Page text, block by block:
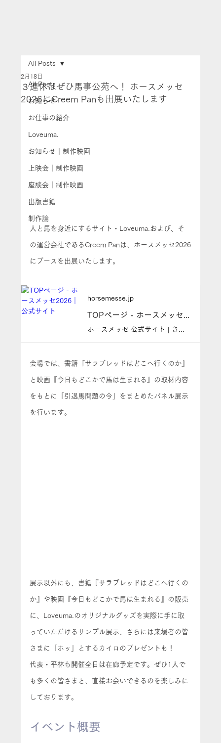
All Posts
お知らせ
お仕事の紹介
Loveuma.
お知らせ｜制作映画
上映会｜制作映画
座談会｜制作映画
出版書籍
制作論
All Posts
３連休はぜひ馬事公苑へ！ ホースメッセ
2026にCreem Panも出展いたします
2月18日
人と馬を身近にするサイト・Loveuma.および、そ
の運営会社であるCreem Panは、ホースメッセ2026
にブースを出展いたします。
horsemesse.jp
TOPページ - ホースメッセ2026｜公式サイト
ホースメッセ 公式サイト | さまざまな馬に関する「モノ」や「コト」を集めた楽しいイベントです. 乗馬用品や馬雑貨などをお求めいただける出店スペース さまざまな分野の馬のエキスパートによる講習会 詳しいお話や疑問を直接お聞きいただける情報ブース 馬のアートの展示 などが開催されます。 これまで開催されたホースメッセにご来場されたリピーターの方から、初めてホースメッセにいらっしゃる方、乗馬はしていないけど馬に興味のある方などなど、お友だちとお誘い合わせても、おひとり様でも、どなたにとっても満足度の高いイベントになるよう企画しております。
会場では、書籍『サラブレッドはどこへ行くのか』
と映画『今日もどこかで馬は生まれる』の取材内容
をもとに「引退馬問題の今」をまとめたパネル展示
を行います。
展示以外にも、書籍『サラブレッドはどこへ行くの
か』や映画『今日もどこかで馬は生まれる』の販売
に、Loveuma.のオリジナルグッズを実際に手に取
っていただけるサンプル展示、さらには来場者の皆
さまに「ホッ」とするカイロのプレゼントも！
代表・平林も開催全日は在廊予定です。ぜひ1人で
も多くの皆さまと、直接お会いできるのを楽しみに
しております。
イベント概要